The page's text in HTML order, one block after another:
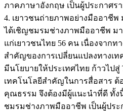
ภาคภาษาอังกฤษ เป็นผู้ประกาศร
4. เยาวชนถ่ายภาพอย่างมืออาชี
ได้เชิญชมรมช่างภาพมืออาชีพ ม
แก่เยาวชนไทย 56 คน เนื่องจากท
สำคัญของการเปลี่ยนแปลงทางเ
มีนโยบายให้ประเทศไทย ก้าวไปสู่
เทคโนโลยีสำคัญในการสื่อสาร ต้
คุณธรรม จึงต้องมีผู้แนะนำที่ดี ทั้ง
ชมรมช่างภาพมืออาชีพ เป็นผู้ปร